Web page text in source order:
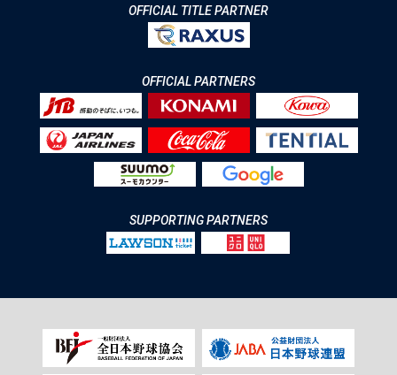
OFFICIAL TITLE PARTNER
OFFICIAL PARTNERS
SUPPORTING PARTNERS